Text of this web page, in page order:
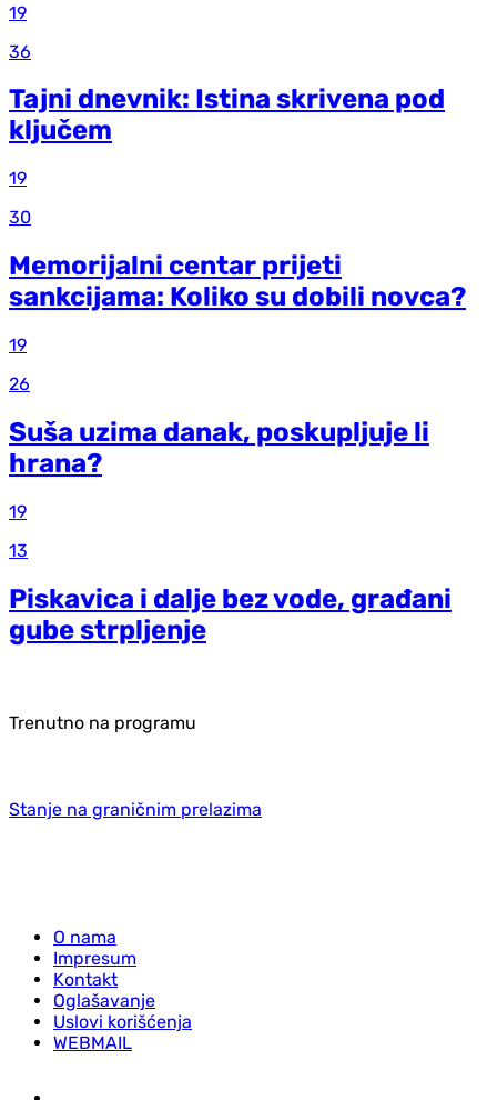
19
36
Tajni dnevnik: Istina skrivena pod
ključem
19
30
Memorijalni centar prijeti
sankcijama: Koliko su dobili novca?
19
26
Suša uzima danak, poskupljuje li
hrana?
19
13
Piskavica i dalje bez vode, građani
gube strpljenje
Trenutno na programu
Stanje na graničnim prelazima
O nama
Impresum
Kontakt
Oglašavanje
Uslovi korišćenja
WEBMAIL